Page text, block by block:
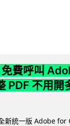
費呼叫
PDF 不用開
新統一版 Adobe for